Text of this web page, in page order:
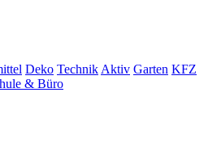
Deko Technik Aktiv Garten KFZ
& Büro